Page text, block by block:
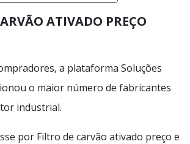
ATIVADO PREÇO
a plataforma Soluções
o maior número de fabricantes
industrial.
por Filtro de carvão ativado preço e